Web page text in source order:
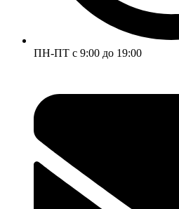
ПН-ПТ с 9:00 до 19:00